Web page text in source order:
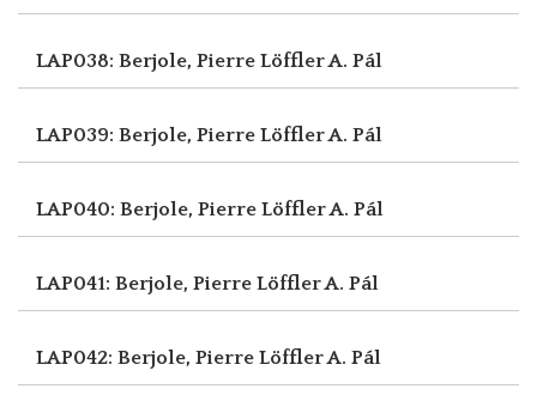
LAP038: Berjole, Pierre Löffler A. Pál
LAP039: Berjole, Pierre Löffler A. Pál
LAP040: Berjole, Pierre Löffler A. Pál
LAP041: Berjole, Pierre Löffler A. Pál
LAP042: Berjole, Pierre Löffler A. Pál